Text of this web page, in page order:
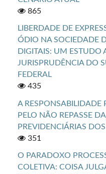
865
LIBERDADE DE
ÓDIO NA SOCIEDADE
DIGITAIS: UM ESTUDO
JURISPRUDÊNCIA DO
FEDERAL
435
A RESPONSABILIDADE
PELO NÃO REPASSE
PREVIDENCIÁRIAS
351
O PARADOXO
COLETIVA: COISA